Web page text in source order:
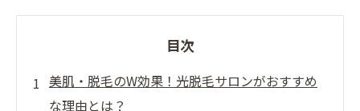
目次
美肌・脱毛のW効果！光脱毛サロンがおすすめ
な理由とは？